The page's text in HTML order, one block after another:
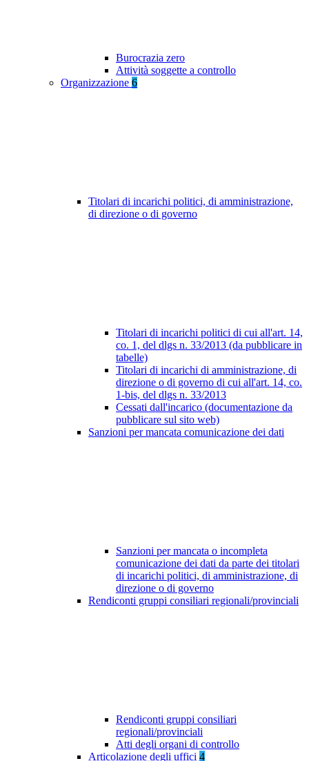
Burocrazia zero
Attività soggette a controllo
Organizzazione 6
Titolari di incarichi politici, di amministrazione,
di direzione o di governo
Titolari di incarichi politici di cui all'art. 14,
co. 1, del dlgs n. 33/2013 (da pubblicare in
tabelle)
Titolari di incarichi di amministrazione, di
direzione o di governo di cui all'art. 14, co.
1-bis, del dlgs n. 33/2013
Cessati dall'incarico (documentazione da
pubblicare sul sito web)
Sanzioni per mancata comunicazione dei dati
Sanzioni per mancata o incompleta
comunicazione dei dati da parte dei titolari
di incarichi politici, di amministrazione, di
direzione o di governo
Rendiconti gruppi consiliari regionali/provinciali
Rendiconti gruppi consiliari
regionali/provinciali
Atti degli organi di controllo
Articolazione degli uffici 4